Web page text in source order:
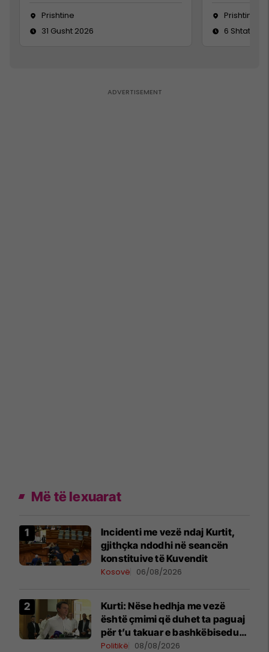
Prishtine
31 Gusht 2026
Prishtinë
6 Shtator
Më të lexuarat
Incidenti me vezë ndaj Kurtit,
gjithçka ndodhi në seancën
konstituive të Kuvendit
Kosovë 06/08/2026
Kurti: Nëse hedhja me vezë
është çmimi që duhet ta paguaj
për t’u takuar e bashkëbiseduar
jam i lumtur ta bëj këtë
Politikë 08/08/2026